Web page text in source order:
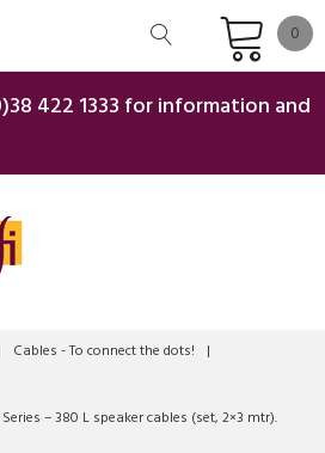
0
422 1333 for information and
Cables - To connect the dots!
|
– 380 L speaker cables (set, 2×3 mtr).